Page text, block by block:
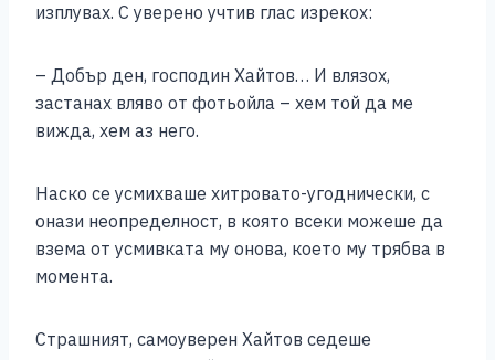
изплувах. С уверено учтив глас изрекох:
– Добър ден, господин Хайтов… И влязох,
застанах вляво от фотьойла – хем той да ме
вижда, хем аз него.
Наско се усмихваше хитровато-угоднически, с
онази неопределност, в която всеки можеше да
взема от усмивката му онова, което му трябва в
момента.
Страшният, самоуверен Хайтов седеше